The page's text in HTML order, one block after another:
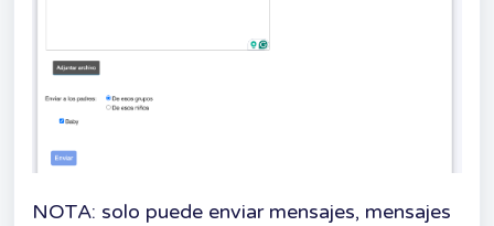
NOTA: solo puede enviar mensajes, mensajes